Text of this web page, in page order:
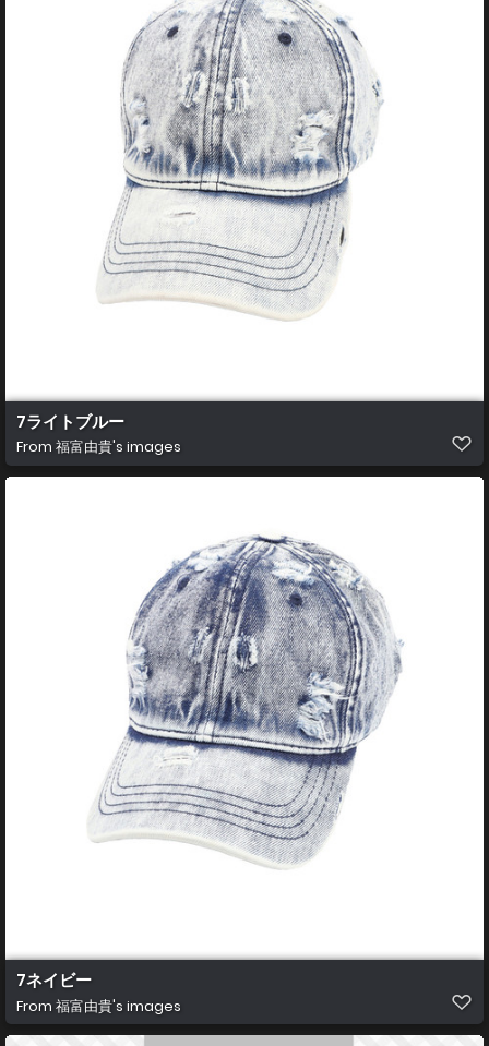
7ライトブルー
From 福富由貴's images
7ネイビー
From 福富由貴's images